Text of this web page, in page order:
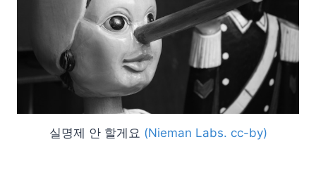
실명제 안 할게요 (Nieman Labs. cc-by)